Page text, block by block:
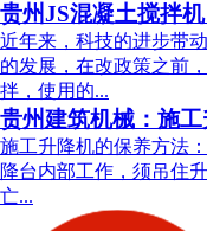
贵州JS混凝土搅拌
近年来，科技的进步带
的发展，在改政策之前
拌，使用的...
贵州建筑机械：施工
施工升降机的保养方法
降台内部工作，须吊住
亡...